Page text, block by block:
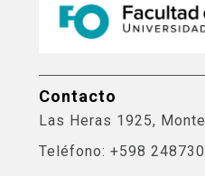
Contacto
Las Heras 1925,
Teléfono: +598